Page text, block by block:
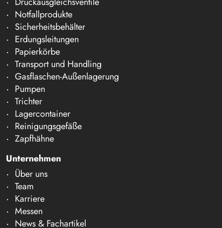
Notfallprodukte
Sicherheitsbehälter
Erdungsleitungen
Papierkörbe
Transport und Handling
Gasflaschen-Außenlagerung
Pumpen
Trichter
Lagercontainer
Reinigungsgefäße
Zapfhähne
Unternehmen
Über uns
Team
Karriere
Messen
News & Fachartikel